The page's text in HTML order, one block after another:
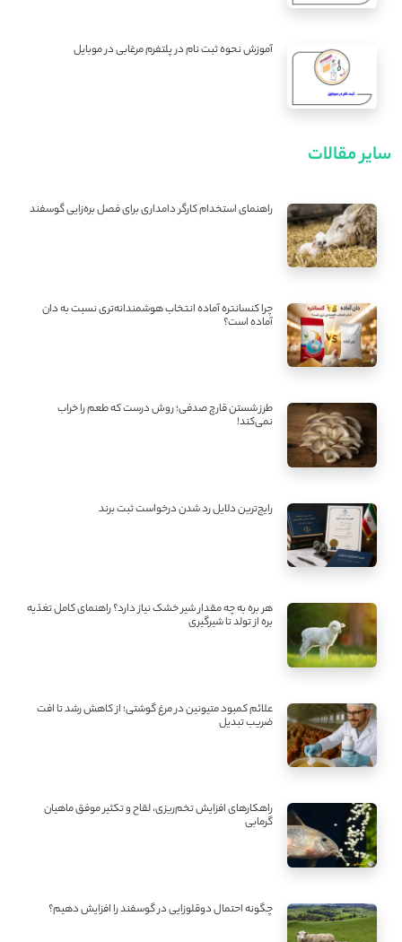
آموزش نحوه ثبت نام در پلتفرم مرغابی در موبایل
سایر مقالات
راهنمای استخدام کارگر دامداری برای فصل بره‌زایی گوسفند
چرا کنسانتره آماده انتخاب هوشمندانه‌تری نسبت به دان
آماده است؟
طرز شستن قارچ صدفی؛ روش درست که طعم را خراب
نمی‌کند!
رایج‌ترین دلایل رد شدن درخواست ثبت برند
هر بره به چه مقدار شیر خشک نیاز دارد؟ راهنمای کامل تغذیه
بره از تولد تا شیرگیری
علائم کمبود متیونین در مرغ گوشتی؛ از کاهش رشد تا افت
ضریب تبدیل
راهکارهای افزایش تخم‌ریزی، لقاح و تکثیر موفق ماهیان
گرمابی
چگونه احتمال دوقلوزایی در گوسفند را افزایش دهیم؟